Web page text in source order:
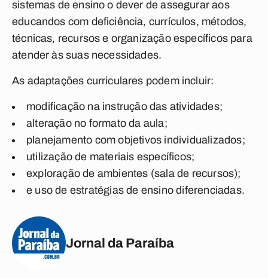
sistemas de ensino o dever de assegurar aos
educandos com deficiência, currículos, métodos,
técnicas, recursos e organização específicos para
atender às suas necessidades.
As adaptações curriculares podem incluir:
modificação na instrução das atividades;
alteração no formato da aula;
planejamento com objetivos individualizados;
utilização de materiais específicos;
exploração de ambientes (sala de recursos);
e uso de estratégias de ensino diferenciadas.
Jornal da Paraíba